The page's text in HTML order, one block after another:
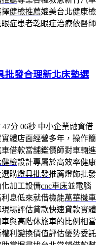
擇健檢推薦媲美台北健康檢
症患者乾眼症治療依醫師
批發合理新北床墊選
分 06秒 中小企業融資借
體店面經營多年，操作簡
車借款當舖鑑價師對車輛進
健檢設計專屬於高效率健康
購燈具批發推薦燈飾批發
加工設備cnc車床並電腦
息低來就借機能萬華機車
場評估貸款快速貸款實體
與高階休旅車的比例相當
利變換價值評估優勢委託